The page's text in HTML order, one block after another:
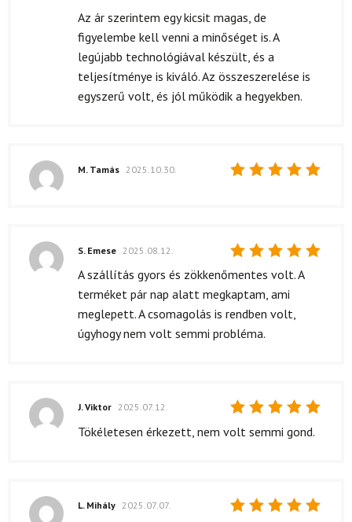
4/ 5
Az ár szerintem egy kicsit magas, de
figyelembe kell venni a minőséget is. A
legújabb technológiával készült, és a
teljesítménye is kiváló. Az összeszerelése is
egyszerű volt, és jól működik a hegyekben.
M. Tamás 2025.10.30.
Értékelés:
S. Emese 2025.08.12.
A szállítás gyors és zökkenőmentes volt. A
terméket pár nap alatt megkaptam, ami
meglepett. A csomagolás is rendben volt,
úgyhogy nem volt semmi probléma.
Értékelés:
J. Viktor 2025.07.12.
Tökéletesen érkezett, nem volt semmi gond.
L. Mihály 2025.07.07.